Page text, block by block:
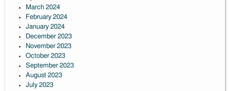
March 2024
February 2024
January 2024
December 2023
November 2023
October 2023
September 2023
August 2023
July 2023